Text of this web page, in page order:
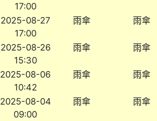
17:00
2025-08-27
17:00
雨傘 雨傘
2025-08-26
15:30
雨傘 雨傘
2025-08-06
10:42
雨傘 雨傘
2025-08-04
09:00
雨傘 雨傘